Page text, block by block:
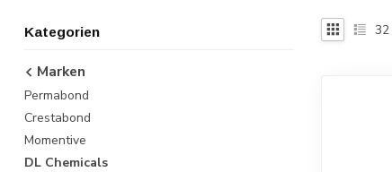
Kategorien
Marken
Permabond
Crestabond
Momentive
DL Chemicals
32